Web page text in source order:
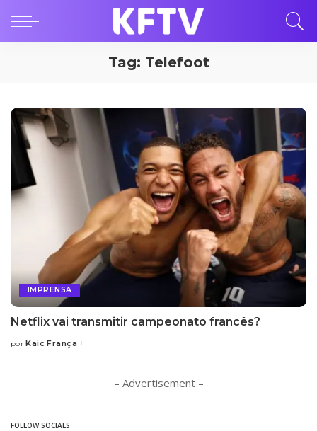
Tag: Telefoot
IMPRENSA
Netflix vai transmitir campeonato francês?
Posted
por Kaic França
– Advertisement –
FOLLOW SOCIALS